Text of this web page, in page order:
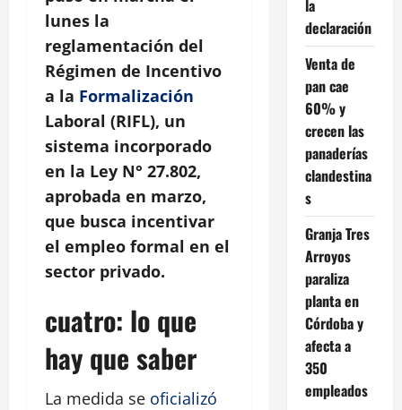
lunes la
reglamentación del
Régimen de Incentivo
a la Formalización
Laboral (RIFL), un
sistema incorporado
en la Ley N° 27.802,
aprobada en marzo,
que busca incentivar
el empleo formal en el
sector privado.
cuatro: lo que
hay que saber
La medida se oficializó
la
declaración
Venta de
pan cae
60% y
crecen las
panaderías
clandestina
s
Granja Tres
Arroyos
paraliza
planta en
Córdoba y
afecta a
350
empleados